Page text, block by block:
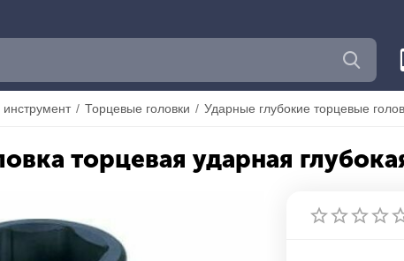
/ Торцевые головки / Ударные глубокие торцевые
торцевая ударная